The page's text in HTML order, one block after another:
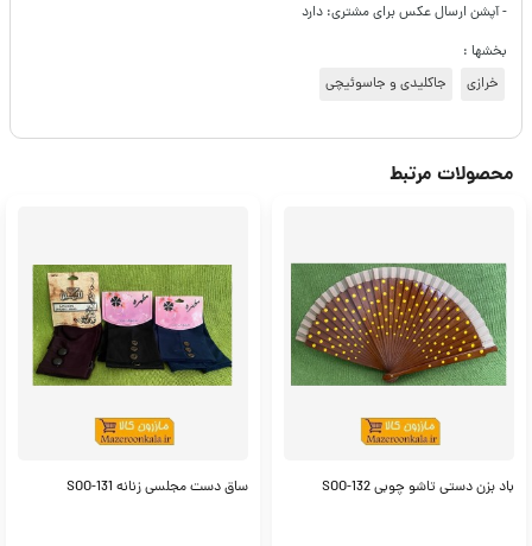
- آپشن ارسال عکس برای مشتری: دارد
بخشها :
خرازی
جاکلیدی و جاسوئیچی
محصولات مرتبط
باد بزن دستی تاشو چوبی SOO-132 ساق دست مجلسی زنانه SOO-131